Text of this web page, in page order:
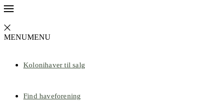
MENUMENU
Kolonihaver til salg
Find haveforening